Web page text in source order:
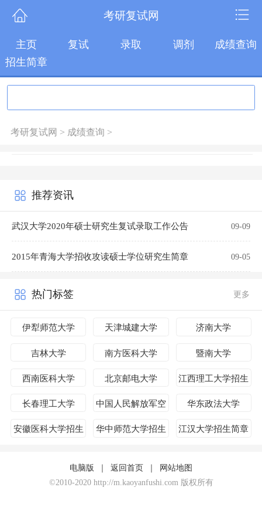
考研复试网
主页 复试 录取 调剂
成绩查询
招生简章
考研复试网 > 成绩查询 >
推荐资讯
武汉大学2020年硕士研究生复试录取工作公告 09-09
2015年青海大学招收攻读硕士学位研究生简章 09-05
热门标签 更多
伊犁师范大学 天津城建大学 济南大学
吉林大学 南方医科大学 暨南大学
西南医科大学 北京邮电大学
江西理工大学招生
长春理工大学
中国人民解放军空
华东政法大学
安徽医科大学招生
华中师范大学招生
江汉大学招生简章
电脑版 ｜ 返回首页 ｜
网站地图
©2010-2020 http://m.kaoyanfushi.com 版权所有